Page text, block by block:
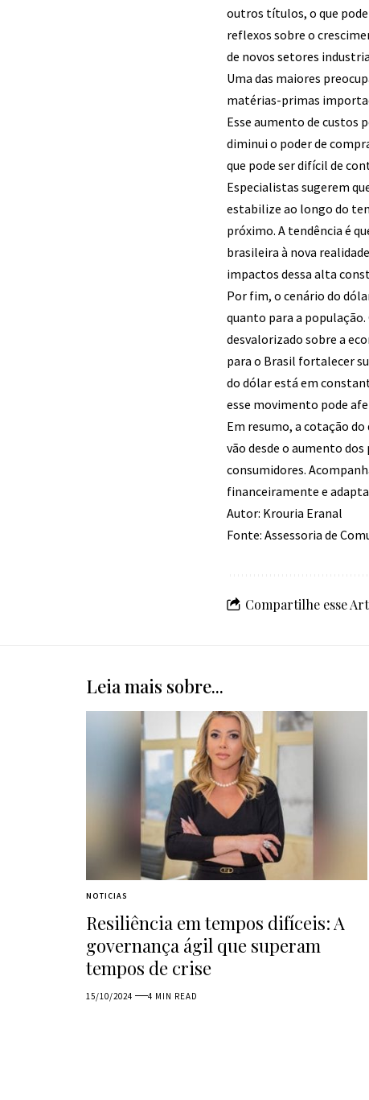
outros títulos, o que
reflexos sobre o
de novos setores
Uma das maiores
matérias-primas
Esse aumento de custos
diminui o poder de
que pode ser difícil de
Especialistas sugerem
estabilize ao longo do
próximo. A tendência é
brasileira à nova
impactos dessa alta
Por fim, o cenário do
quanto para a
desvalorizado sobre a
para o Brasil fortalecer
do dólar está em
esse movimento pode
Em resumo, a cotação
vão desde o aumento
consumidores.
financeiramente e
Autor: Krouria Eranal
Fonte: Assessoria de
Compartilhe esse
Leia mais sobre...
NOTICIAS
Resiliência em tempos difíceis: A
governança ágil que superam
tempos de crise
15/10/2024 4 MIN READ